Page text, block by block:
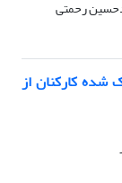
رحمتی
شده کارکنان از